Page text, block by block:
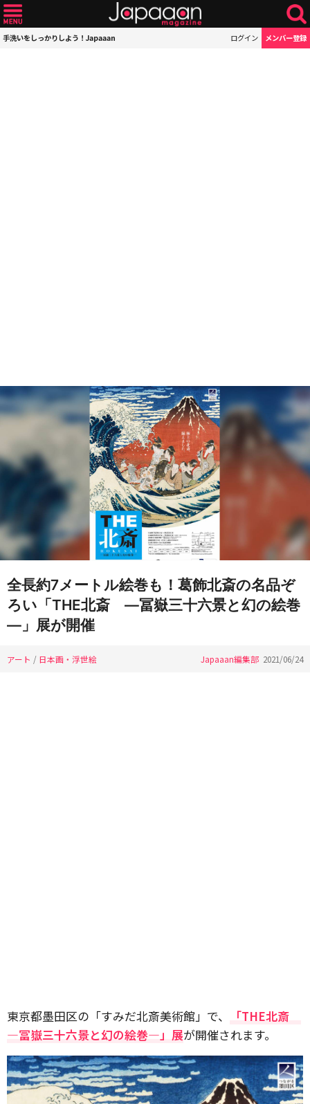
手洗いをしっかりしよう！Japaaan ログイン メンバー登録
全長約7メートル絵巻も！葛飾北斎の名品ぞ
ろい「THE北斎 ―冨嶽三十六景と幻の絵巻
―」展が開催
アート / 日本画・浮世絵 Japaaan編集部 2021/06/24
東京都墨田区の「すみだ北斎美術館」で、
「THE北斎
―冨嶽三十六景と幻の絵巻―」展が開催されます。